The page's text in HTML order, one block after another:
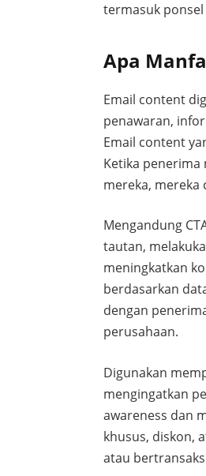
termasuk
Apa
Email content
penawaran,
Email content
Ketika
mereka,
Mengandung
tautan,
meningkatkan
berdasarkan
dengan
perusahaan.
Digunakan
mengingatkan
awareness dan
khusus, diskon,
atau